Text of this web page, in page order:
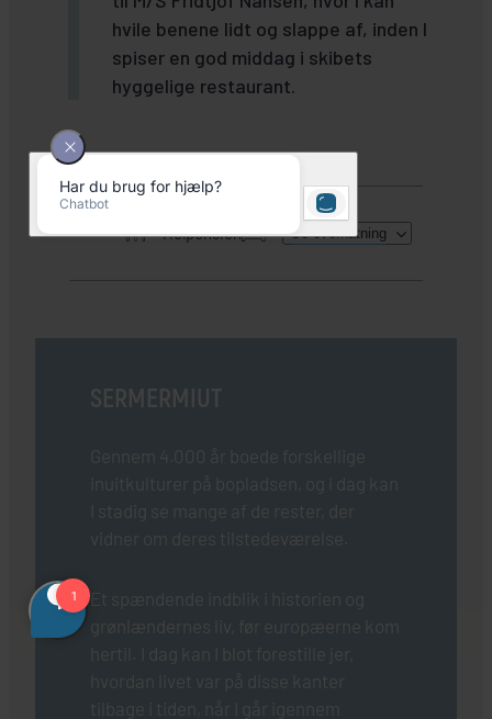
hvile benene lidt og slappe af, inden I
spiser en god middag i skibets
hyggelige restaurant.
Helpension Se overnatning
INKLUDERET I PRISEN
SERMERMIUT
Gennem 4.000 år boede forskellige
inuitkulturer på bopladsen, og i dag kan
I stadig se mange af de rester, der
vidner om deres tilstedeværelse.
Et spændende indblik i historien og
grønlændernes liv, før europæerne kom
hertil. I dag kan I blot forestille jer,
hvordan livet var på disse kanter
tilbage i tiden, når I går igennem